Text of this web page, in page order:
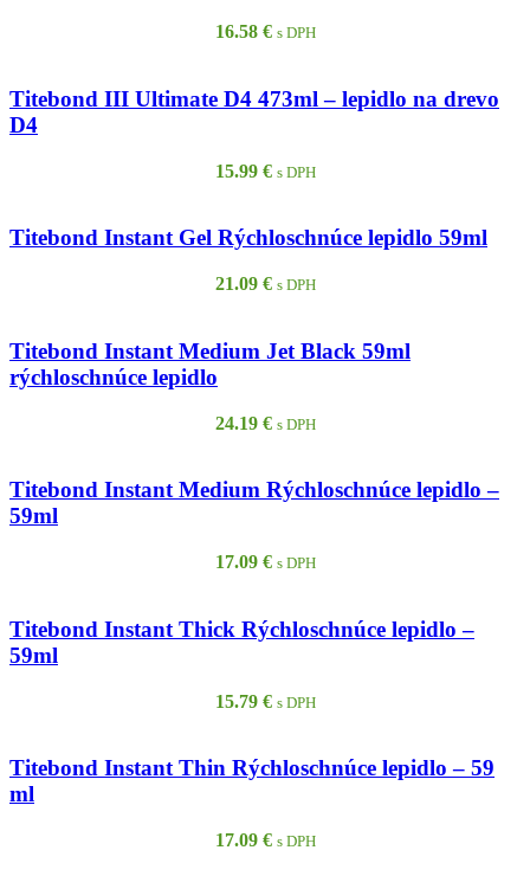
16.58 € s DPH
Titebond III Ultimate D4 473ml – lepidlo na drevo
D4
15.99 € s DPH
Titebond Instant Gel Rýchloschnúce lepidlo 59ml
21.09 € s DPH
Titebond Instant Medium Jet Black 59ml
rýchloschnúce lepidlo
24.19 € s DPH
Titebond Instant Medium Rýchloschnúce lepidlo –
59ml
17.09 € s DPH
Titebond Instant Thick Rýchloschnúce lepidlo –
59ml
15.79 € s DPH
Titebond Instant Thin Rýchloschnúce lepidlo – 59
ml
17.09 € s DPH